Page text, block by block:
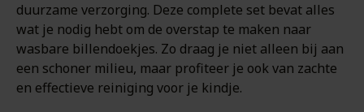
duurzame verzorging. Deze complete set bevat alles
wat je nodig hebt om de overstap te maken naar
wasbare billendoekjes. Zo draag je niet alleen bij aan
een schoner milieu, maar profiteer je ook van zachte
en effectieve reiniging voor je kindje.